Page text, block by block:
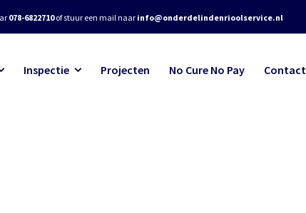
078-6822710of stuur een mail naar info@onderdelindenrioolservice.nl
Inspectie Projecten No Cure No Pay Contact